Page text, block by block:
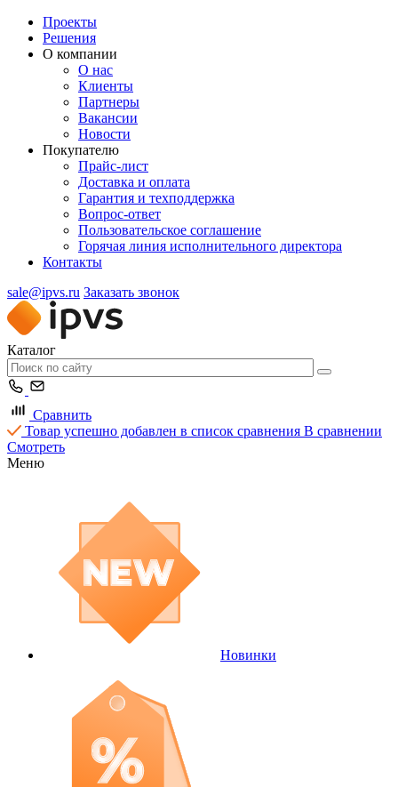
Проекты
Решения
О компании
О нас
Клиенты
Партнеры
Вакансии
Новости
Покупателю
Прайс-лист
Доставка и оплата
Гарантия и техподдержка
Вопрос-ответ
Пользовательское соглашение
Горячая линия исполнительного директора
Контакты
sale@ipvs.ru Заказать звонок
Каталог
Сравнить
Товар успешно добавлен в список сравнения В сравнении
Смотреть
Меню
Новинки